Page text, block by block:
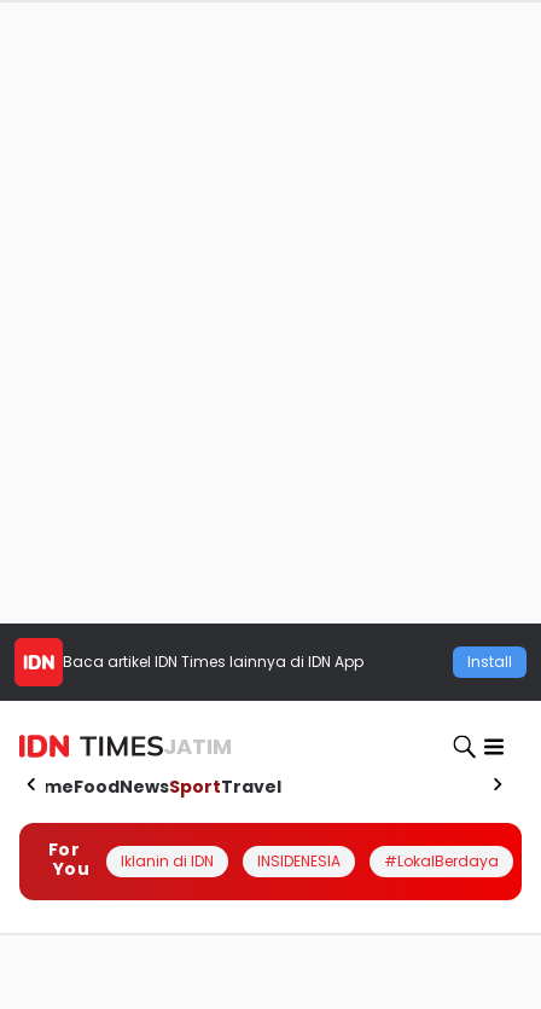
Baca artikel IDN Times lainnya di IDN App Install
JATIM
HomeFoodNewsSportTravel
For
You
Iklanin di IDN INSIDENESIA #LokalBerdaya